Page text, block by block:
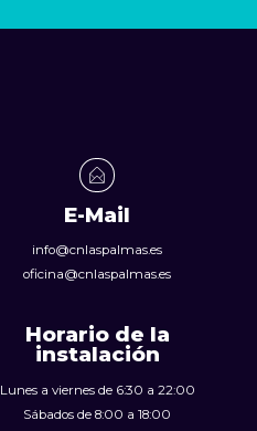
E-Mail
info@cnlaspalmas.es
oficina@cnlaspalmas.es
Horario de la
instalación
Lunes a viernes de 6:30 a 22:00
Sábados de 8:00 a 18:00